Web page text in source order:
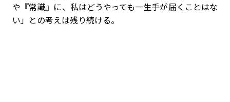
や『常識』に、私はどうやっても一生手が届くことはな
い」との考えは残り続ける。